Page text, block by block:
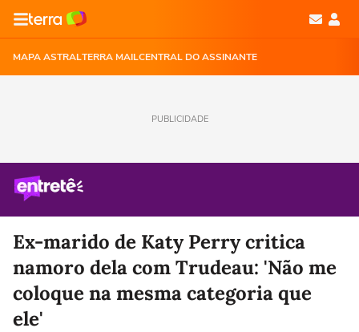
MAPA ASTRALTERRA MAILCENTRAL DO ASSINANTE
PUBLICIDADE
Ex-marido de Katy Perry critica
namoro dela com Trudeau: 'Não me
coloque na mesma categoria que
ele'